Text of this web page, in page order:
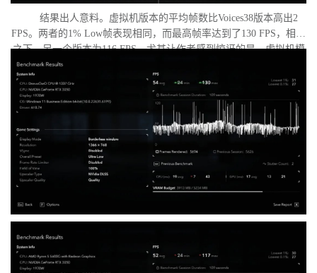
结果出人意料。虚拟机版本的平均帧数比Voices38版本高出2
FPS。两者的1% Low帧表现相同，而最高帧率达到了130 FPS，相比
之下，另一个版本为116 FPS。尤其让作者感到惊讶的是，虚拟机模
式下的优化竟如此之好。从理论上讲，额外的虚拟化层应该会给处
理器带来负担并降低性能，但实际上并没有发生这种情况。